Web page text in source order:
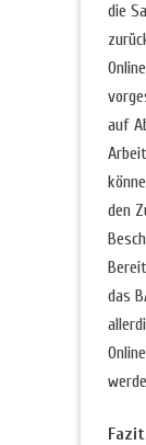
die
auf
den
das